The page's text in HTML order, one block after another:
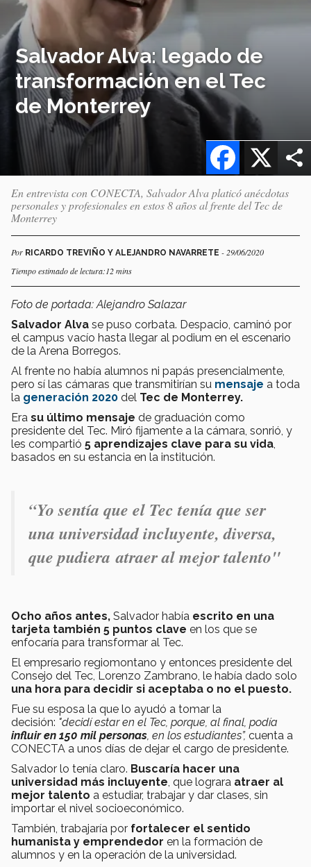
Salvador Alva: legado de
transformación en el Tec
de Monterrey
X
Facebook
En entrevista con CONECTA, Salvador Alva platicó anécdotas
personales y profesionales en estos 8 años al frente del Tec de
Monterrey
Por RICARDO TREVIÑO Y ALEJANDRO NAVARRETE - 29/06/2020
Tiempo estimado de lectura:12 mins
Foto de portada: Alejandro Salazar
Salvador Alva se puso corbata. Despacio, caminó por
el campus vacío hasta llegar al podium en el escenario
de la Arena Borregos.
Al frente no había alumnos ni papás presencialmente,
pero sí las cámaras que transmitirían su mensaje a toda
la generación 2020 del Tec de Monterrey.
Era su último mensaje de graduación como
presidente del Tec. Miró fijamente a la cámara, sonrió, y
les compartió 5 aprendizajes clave para su vida
basados en su estancia en la institución.
“Yo sentía que el Tec tenía que ser
una universidad incluyente, diversa,
que pudieraatraer al mejor talento"
Ocho años antes, Salvador había escrito en una
tarjeta también 5 puntos clave en los que se
enfocaría para transformar al Tec.
El empresario regiomontano y entonces presidente del
Consejo del Tec, Lorenzo Zambrano, le había dado solo
una hora para decidir si aceptaba o no el puesto.
Fue su esposa la que lo ayudó a tomar la
decisión: "decidí estar en el Tec, porque, al final, podía
influir en 150 mil personas , en los estudiantes”, cuenta a
CONECTA a unos días de dejar el cargo de presidente.
Salvador lo tenía claro. Buscaría hacer una
universidad más incluyente , que lograra atraer al
mejor talento a estudiar, trabajar y dar clases, sin
importar el nivel socioeconómico.
También, trabajaría por fortalecer el sentido
humanista y emprendedor en la formación de
alumnos y en la operación de la universidad.